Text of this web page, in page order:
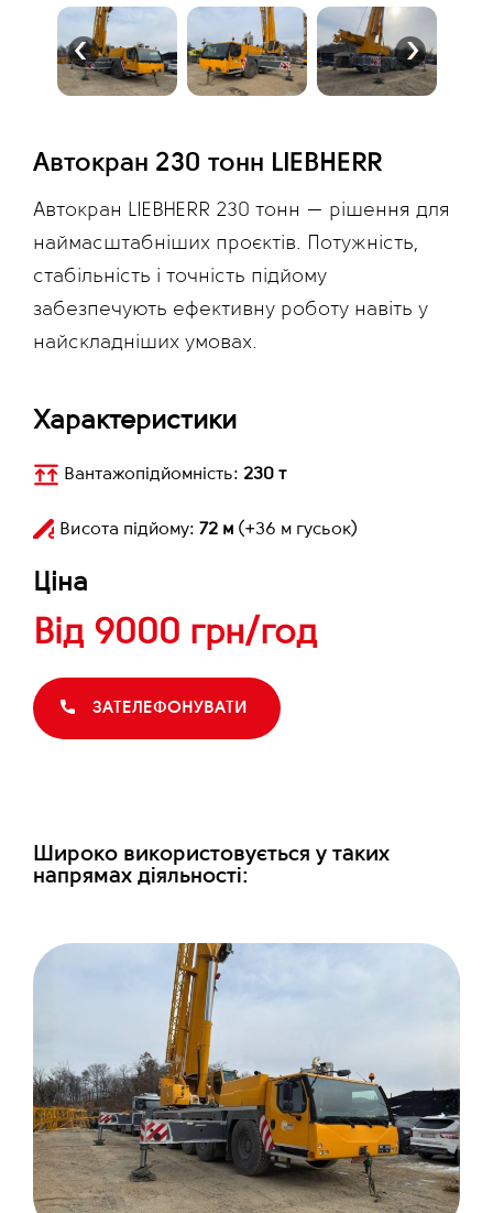
‹ ›
Автокран 230 тонн LIEBHERR
Автокран LIEBHERR 230 тонн — рішення для
наймасштабніших проєктів. Потужність,
стабільність і точність підйому
забезпечують ефективну роботу навіть у
найскладніших умовах.
Характеристики
Вантажопідйомність: 230 т
Висота підйому: 72 м (+36 м гусьок)
Ціна
Від 9000 грн/год
ЗАТЕЛЕФОНУВАТИ
Широко використовується у таких
напрямах діяльності: